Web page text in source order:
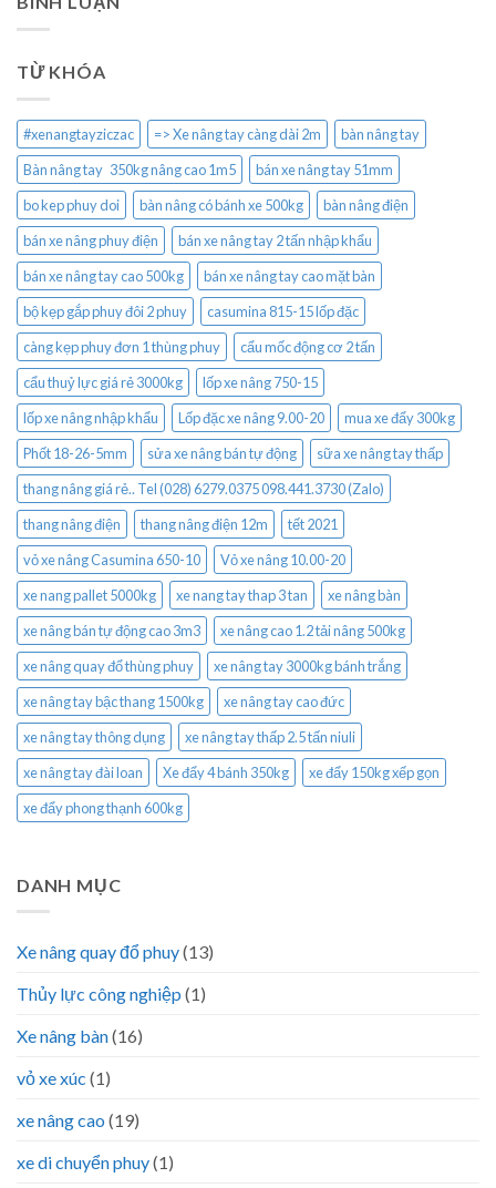
TỪ KHÓA
#xenangtayziczac => Xe nâng tay càng dài 2m
bàn nâng tay
Bàn nâng tay 350kg nâng cao 1m5
bán xe nâng tay 51mm
bo kep phuy doi
bàn nâng có bánh xe 500kg
bàn nâng điện
bán xe nâng phuy điện
bán xe nâng tay 2 tấn nhập khẩu
bán xe nâng tay cao 500kg
bán xe nâng tay cao mặt bàn
bộ kẹp gắp phuy đôi 2 phuy
casumina 815-15 lốp đặc
càng kẹp phuy đơn 1 thùng phuy
cẩu mốc động cơ 2 tấn
cẩu thuỷ lực giá rẻ 3000kg
lốp xe nâng 750-15
lốp xe nâng nhập khẩu
Lốp đặc xe nâng 9.00-20
mua xe đẩy 300kg
Phốt 18-26-5mm
sửa xe nâng bán tự động
sữa xe nâng tay thấp
thang nâng giá rẻ.. Tel (028) 6279.0375 098.441.3730 (Zalo)
thang nâng điện
thang nâng điện 12m
tết 2021
vỏ xe nâng Casumina 650-10
Vỏ xe nâng 10.00-20
xe nang pallet 5000kg
xe nang tay thap 3 tan
xe nâng bàn
xe nâng bán tự động cao 3m3
xe nâng cao 1.2 tải nâng 500kg
xe nâng quay đổ thùng phuy
xe nâng tay 3000kg bánh trắng
xe nâng tay bậc thang 1500kg
xe nâng tay cao đức
xe nâng tay thông dụng
xe nâng tay thấp 2.5 tấn niuli
xe nâng tay đài loan
Xe đẩy 4 bánh 350kg
xe đẩy 150kg xếp gọn
xe đẩy phong thạnh 600kg
DANH MỤC
Xe nâng quay đổ phuy(13)
Thủy lực công nghiệp (1)
Xe nâng bàn(16)
vỏ xe xúc (1)
xe nâng cao (19)
xe di chuyển phuy(1)